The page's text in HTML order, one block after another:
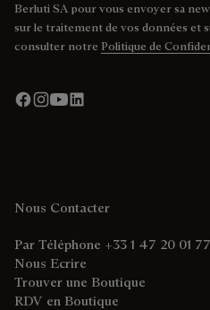
Berluti SA pour vous envoyer sa
sur le traitement de vos données et
consulter notre Politique de
Nous Contacter
Par Téléphone +33 1 47 20 01 77
Nous Ecrire
Trouver une Boutique
RDV en Boutique